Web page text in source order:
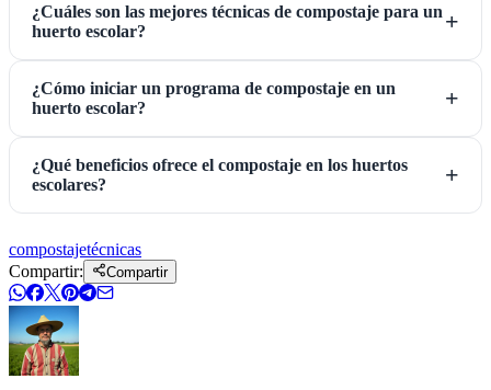
¿Cuáles son las mejores técnicas de compostaje para un
huerto escolar?
¿Cómo iniciar un programa de compostaje en un
huerto escolar?
¿Qué beneficios ofrece el compostaje en los huertos
escolares?
compostajetécnicas
Compartir:
Compartir